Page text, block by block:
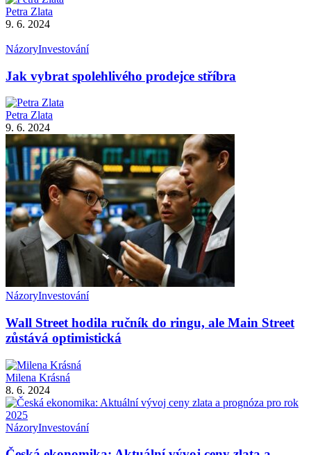
Petra Zlata
9. 6. 2024
NázoryInvestování
Jak vybrat spolehlivého prodejce stříbra
Petra Zlata
9. 6. 2024
NázoryInvestování
Wall Street hodila ručník do ringu, ale Main Street
zůstává optimistická
Milena Krásná
8. 6. 2024
NázoryInvestování